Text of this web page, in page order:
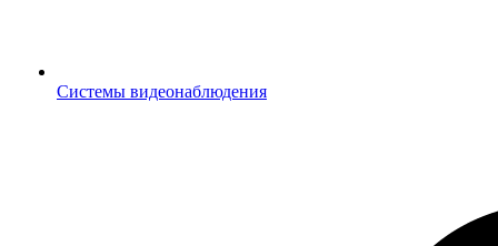
Системы видеонаблюдения